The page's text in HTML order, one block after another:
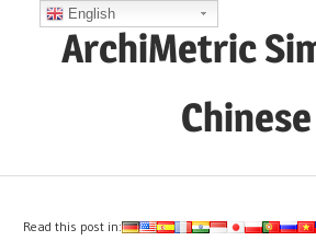
ArchiMetric
Chinese
Ops,
Read this post in:
English